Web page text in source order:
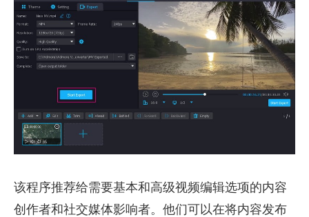
该程序推荐给需要基本和高级视频编辑选项的内容
创作者和社交媒体影响者。他们可以在将内容发布